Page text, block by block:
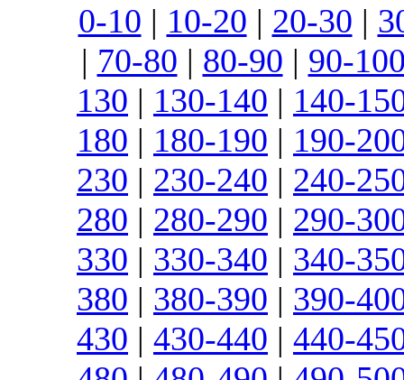
0-10 | 10-20 | 20-30 |
| 70-80 | 80-90 | 90-
130 | 130-140 | 140-
180 | 180-190 | 190-
230 | 230-240 | 240-
280 | 280-290 | 290-
330 | 330-340 | 340-
380 | 380-390 | 390-
430 | 430-440 | 440-